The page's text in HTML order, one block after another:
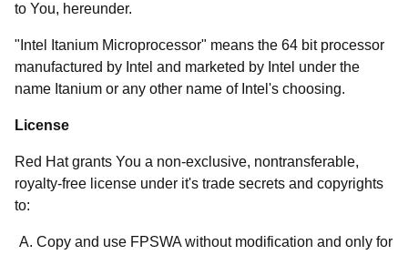
to You, hereunder.
"Intel Itanium Microprocessor" means the 64 bit processor
manufactured by Intel and marketed by Intel under the
name Itanium or any other name of Intel's choosing.
License
Red Hat grants You a non-exclusive, nontransferable,
royalty-free license under it's trade secrets and copyrights
to:
Copy and use FPSWA without modification and only for